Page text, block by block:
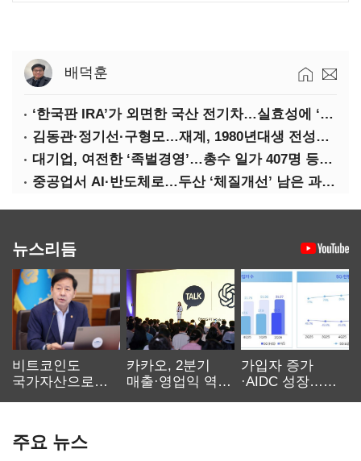
배덕훈
‘한국판 IRA’가 외면한 국산 전기차…실효성에 ‘의문’
김동관·정기선·구형모…재계, 1980년대생 전성시대
대기업, 여전한 ‘족벌경영’…총수 일가 407명 등기임원
중공업서 AI·반도체로…두산 ‘체질개선’ 남은 과제는
뉴스리듬
비트코인도
국가자산으로…'
카카오, 2분기
매출·영업익 역대
가입자 증가
·AIDC 성장…
주요 뉴스